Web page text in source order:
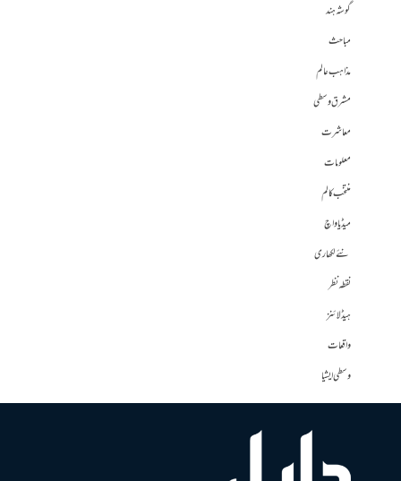
گوشہ ہند
مباحث
مذاہب عالم
مشرق وسطی
معاشرت
معلومات
منتخب کالم
میڈیا واچ
نئے لکھاری
نقطہ نظر
ہیڈلائنز
واقعات
وسطی ایشیا